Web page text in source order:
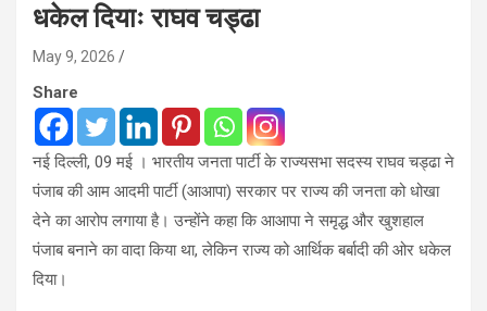
धकेल दियाः राघव चड्ढा
May 9, 2026
Share
नई दिल्ली, 09 मई । भारतीय जनता पार्टी के राज्यसभा सदस्य राघव चड्ढा ने
पंजाब की आम आदमी पार्टी (आआपा) सरकार पर राज्य की जनता को धोखा
देने का आरोप लगाया है। उन्होंने कहा कि आआपा ने समृद्ध और खुशहाल
पंजाब बनाने का वादा किया था, लेकिन राज्य को आर्थिक बर्बादी की ओर धकेल
दिया।